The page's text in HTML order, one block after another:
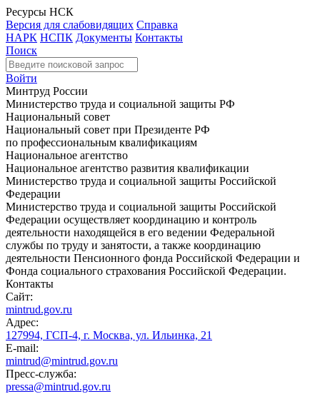
Ресурсы НСК
Версия для слабовидящих Справка
НАРК НСПК Документы Контакты
Поиск
Войти
Минтруд России
Министерство труда и социальной защиты РФ
Национальный совет
Национальный совет при Президенте РФ
по профессиональным квалификациям
Национальное агентство
Национальное агентство развития квалификации
Министерство труда и социальной защиты Российской
Федерации
Министерство труда и социальной защиты Российской
Федерации осуществляет координацию и контроль
деятельности находящейся в его ведении Федеральной
службы по труду и занятости, а также координацию
деятельности Пенсионного фонда Российской Федерации и
Фонда социального страхования Российской Федерации.
Контакты
Сайт:
mintrud.gov.ru
Адрес:
127994, ГСП-4, г. Москва, ул. Ильинка, 21
E-mail:
mintrud@mintrud.gov.ru
Пресс-служба:
pressa@mintrud.gov.ru